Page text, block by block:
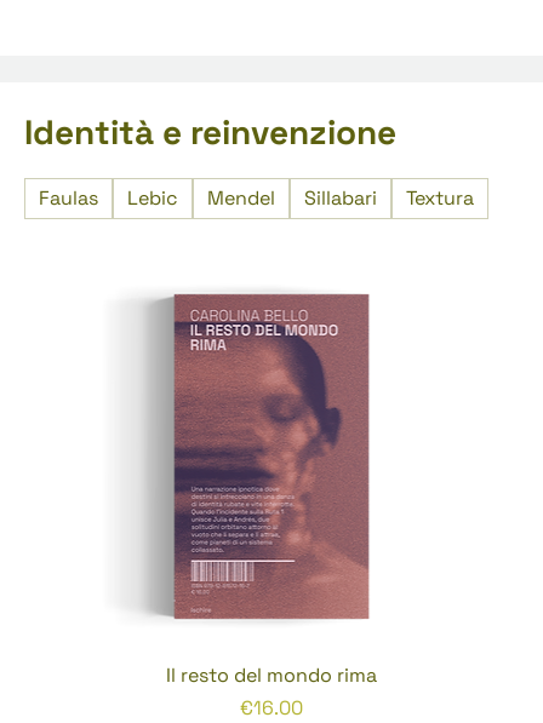
Identità e reinvenzione
Faulas Lebic Mendel Sillabari Textura
Il resto del mondo rima
Prezzo
€16.00